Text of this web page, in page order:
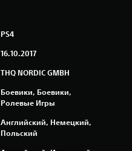
а
о
PS4
16.10.2017
THQ NORDIC GMBH
Боевики, Боевики,
Ролевые Игры
Английский, Немецкий,
Польский